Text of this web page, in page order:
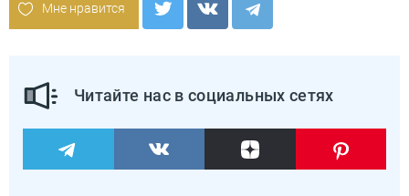
Мне нравится
Читайте нас в социальных сетях